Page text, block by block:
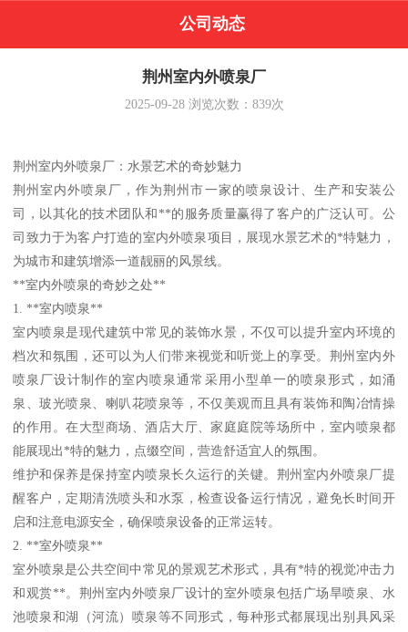
公司动态
荆州室内外喷泉厂
2025-09-28浏览次数： 839次
荆州室内外喷泉厂：水景艺术的奇妙魅力
荆州室内外喷泉厂，作为荆州市一家的喷泉设计、生产和安装公
司，以其化的技术团队和**的服务质量赢得了客户的广泛认可。公
司致力于为客户打造的室内外喷泉项目，展现水景艺术的*特魅力，
为城市和建筑增添一道靓丽的风景线。
**室内外喷泉的奇妙之处**
1. **室内喷泉**
室内喷泉是现代建筑中常见的装饰水景，不仅可以提升室内环境的
档次和氛围，还可以为人们带来视觉和听觉上的享受。荆州室内外
喷泉厂设计制作的室内喷泉通常采用小型单一的喷泉形式，如涌
泉、玻光喷泉、喇叭花喷泉等，不仅美观而且具有装饰和陶冶情操
的作用。在大型商场、酒店大厅、家庭庭院等场所中，室内喷泉都
能展现出*特的魅力，点缀空间，营造舒适宜人的氛围。
维护和保养是保持室内喷泉长久运行的关键。荆州室内外喷泉厂提
醒客户，定期清洗喷头和水泵，检查设备运行情况，避免长时间开
启和注意电源安全，确保喷泉设备的正常运转。
2. **室外喷泉**
室外喷泉是公共空间中常见的景观艺术形式，具有*特的视觉冲击力
和观赏**。荆州室内外喷泉厂设计的室外喷泉包括广场旱喷泉、水
池喷泉和湖（河流）喷泉等不同形式，每种形式都展现出别具风采